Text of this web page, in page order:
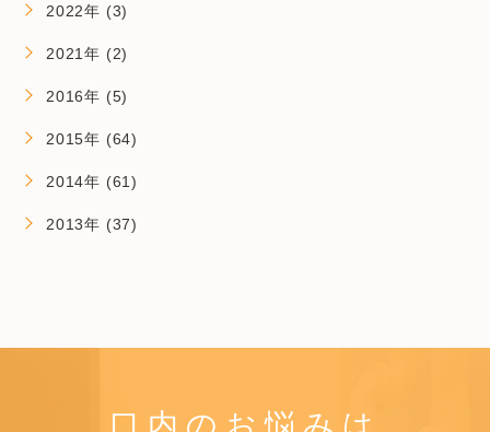
2022年 (3)
2021年 (2)
2016年 (5)
2015年 (64)
2014年 (61)
2013年 (37)
口内のお悩みは